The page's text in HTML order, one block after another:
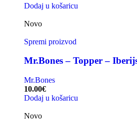
Dodaj u košaricu
Novo
Spremi proizvod
Mr.Bones – Topper –
Mr.Bones
10.00€
Dodaj u košaricu
Novo